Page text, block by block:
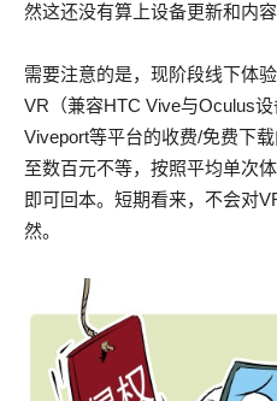
然这还没有算上设备更新和内容
需要注意的是，现阶段线下体
VR（兼容HTC Vive与Oculus设
Viveport等平台的收费/免费下
至数百元不等，按照平均单次
即可回本。短期看来，不会对
然。